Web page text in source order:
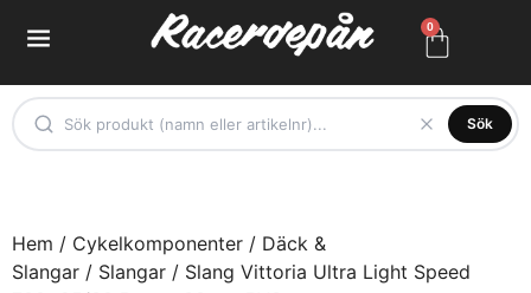
0
Sök
Hem / Cykelkomponenter / Däck &
Slangar / Slangar / Slang Vittoria Ultra Light Speed